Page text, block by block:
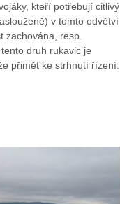
kteří potřebují citlivý
v tomto odvětví
zachována, resp.
druh rukavic je
přimět ke strhnutí řízení.